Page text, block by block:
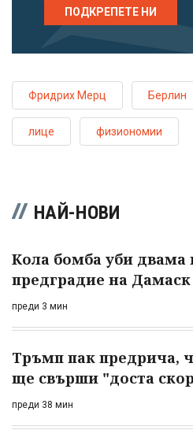
ПОДКРЕПЕТЕ НИ
Фридрих Мерц Берлин
лице физиономии
НАЙ-НОВИ
Кола бомба уби двама
предградие на Дамаск
преди 3 мин
Тръмп пак предрича,
ще свърши "доста
преди 38 мин